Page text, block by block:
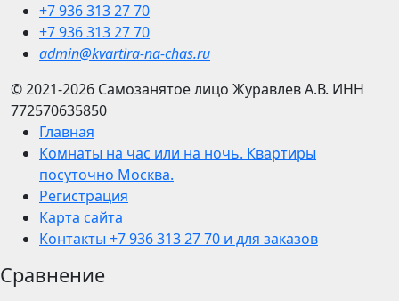
+7 936 313 27 70
+7 936 313 27 70
admin@kvartira-na-chas.ru
© 2021-2026 Самозанятое лицо Журавлев А.В. ИНН
772570635850
Главная
Комнаты на час или на ночь. Квартиры
посуточно Москва.
Регистрация
Карта сайта
Контакты +7 936 313 27 70 и для заказов
Сравнение